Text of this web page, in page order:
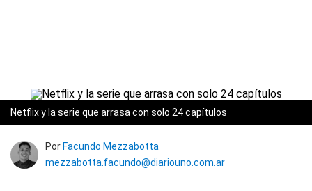
Netflix y la serie que arrasa con solo 24 capítulos
Por Facundo Mezzabotta
mezzabotta.facundo@diariouno.com.ar